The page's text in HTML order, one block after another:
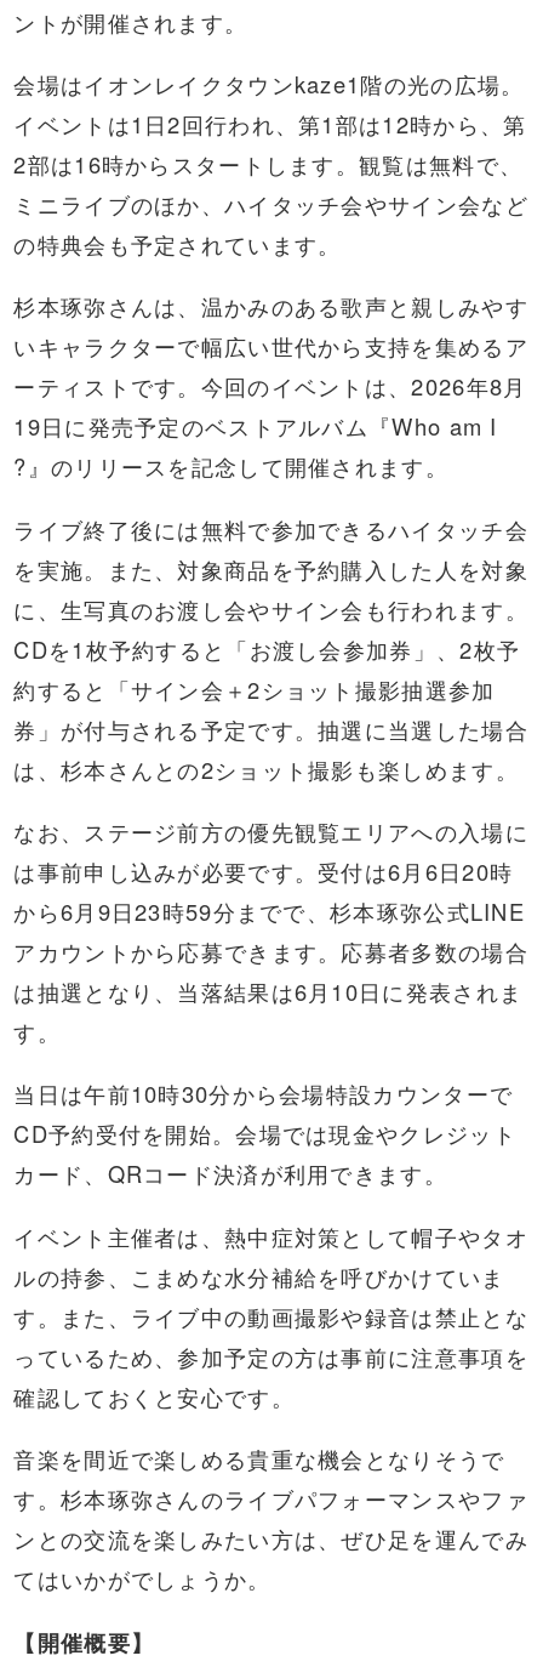
ントが開催されます。
会場はイオンレイクタウンkaze1階の光の広場。
イベントは1日2回行われ、第1部は12時から、第
2部は16時からスタートします。観覧は無料で、
ミニライブのほか、ハイタッチ会やサイン会など
の特典会も予定されています。
杉本琢弥さんは、温かみのある歌声と親しみやす
いキャラクターで幅広い世代から支持を集めるア
ーティストです。今回のイベントは、2026年8月
19日に発売予定のベストアルバム『Who am I
?』のリリースを記念して開催されます。
ライブ終了後には無料で参加できるハイタッチ会
を実施。また、対象商品を予約購入した人を対象
に、生写真のお渡し会やサイン会も行われます。
CDを1枚予約すると「お渡し会参加券」、2枚予
約すると「サイン会＋2ショット撮影抽選参加
券」が付与される予定です。抽選に当選した場合
は、杉本さんとの2ショット撮影も楽しめます。
なお、ステージ前方の優先観覧エリアへの入場に
は事前申し込みが必要です。受付は6月6日20時
から6月9日23時59分までで、杉本琢弥公式LINE
アカウントから応募できます。応募者多数の場合
は抽選となり、当落結果は6月10日に発表されま
す。
当日は午前10時30分から会場特設カウンターで
CD予約受付を開始。会場では現金やクレジット
カード、QRコード決済が利用できます。
イベント主催者は、熱中症対策として帽子やタオ
ルの持参、こまめな水分補給を呼びかけていま
す。また、ライブ中の動画撮影や録音は禁止とな
っているため、参加予定の方は事前に注意事項を
確認しておくと安心です。
音楽を間近で楽しめる貴重な機会となりそうで
す。杉本琢弥さんのライブパフォーマンスやファ
ンとの交流を楽しみたい方は、ぜひ足を運んでみ
てはいかがでしょうか。
【開催概要】